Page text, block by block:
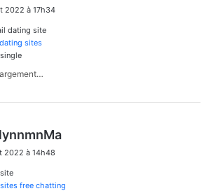
t
2022 à 17h34
dating site
sites
:
2022 à 14h48
free chatting